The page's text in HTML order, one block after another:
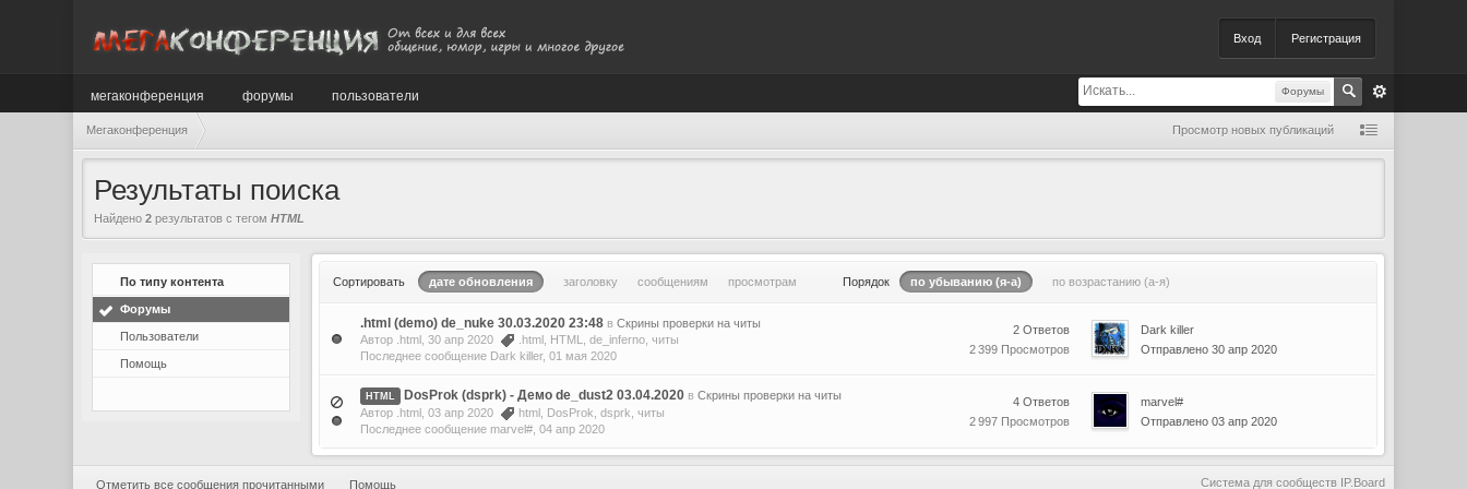
Вход Регистрация
Форумы
мегаконференция форумы пользователи
Мегаконференция Просмотр новых публикаций
Результаты поиска
Найдено2 результатов с тегомHTML
По типу контента
Форумы
Пользователи
Помощь
Сортировать дате обновления заголовку сообщениям просмотрам Порядок по убыванию (я-а) по возрастанию (а-я)
.html (demo) de_nuke 30.03.2020 23:48 в Скрины проверки на читы
Автор .html , 30 апр 2020 .html HTML ,de_inferno ,читы
Последнее сообщение Dark killer,01 мая 2020
2 Ответов
2 399 Просмотров
Dark killer
Отправлено 30 апр 2020
HTML DosProk (dsprk) - Демо de_dust2 03.04.2020 в Скрины проверки на читы
Автор .html , 03 апр 2020 html DosProk ,dsprk ,читы
Последнее сообщение marvel# ,04 апр 2020
4 Ответов
2 997 Просмотров
marvel#
Отправлено 03 апр 2020
Отметить все сообщения прочитанными Помощь Система для сообществ IP.Board